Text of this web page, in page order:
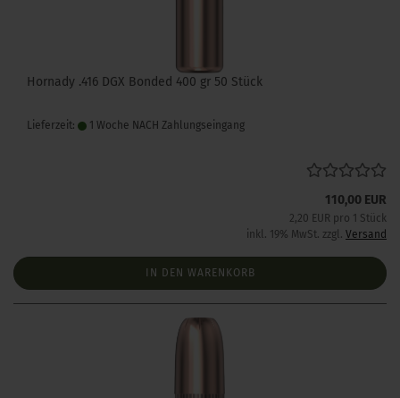
Hornady .416 DGX Bonded 400 gr 50 Stück
Lieferzeit: 1 Woche NACH Zahlungseingang
110,00 EUR
2,20 EUR pro 1 Stück
inkl. 19% MwSt. zzgl. Versand
IN DEN WARENKORB